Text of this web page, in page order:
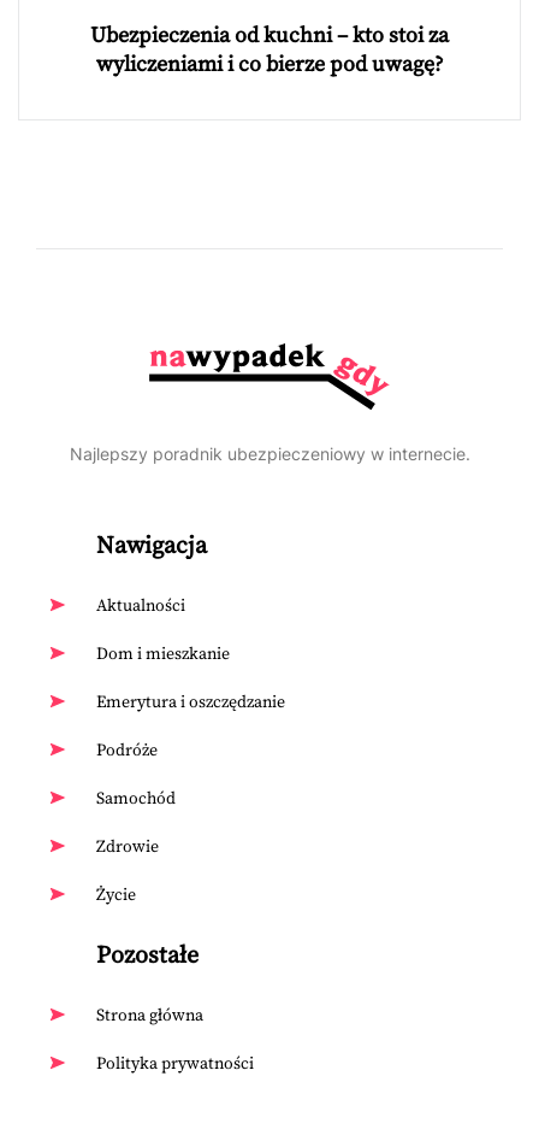
Ubezpieczenia od kuchni – kto stoi za
wyliczeniami i co bierze pod uwagę?
Najlepszy poradnik ubezpieczeniowy w internecie.
Nawigacja
Aktualności
Dom i mieszkanie
Emerytura i oszczędzanie
Podróże
Samochód
Zdrowie
Życie
Pozostałe
Strona główna
Polityka prywatności